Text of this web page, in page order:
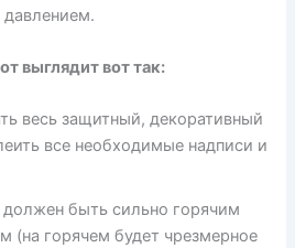
выглядит вот так:
весь защитный, декоративный
все необходимые надписи и
должен быть сильно горячим
(на горячем будет чрезмерное